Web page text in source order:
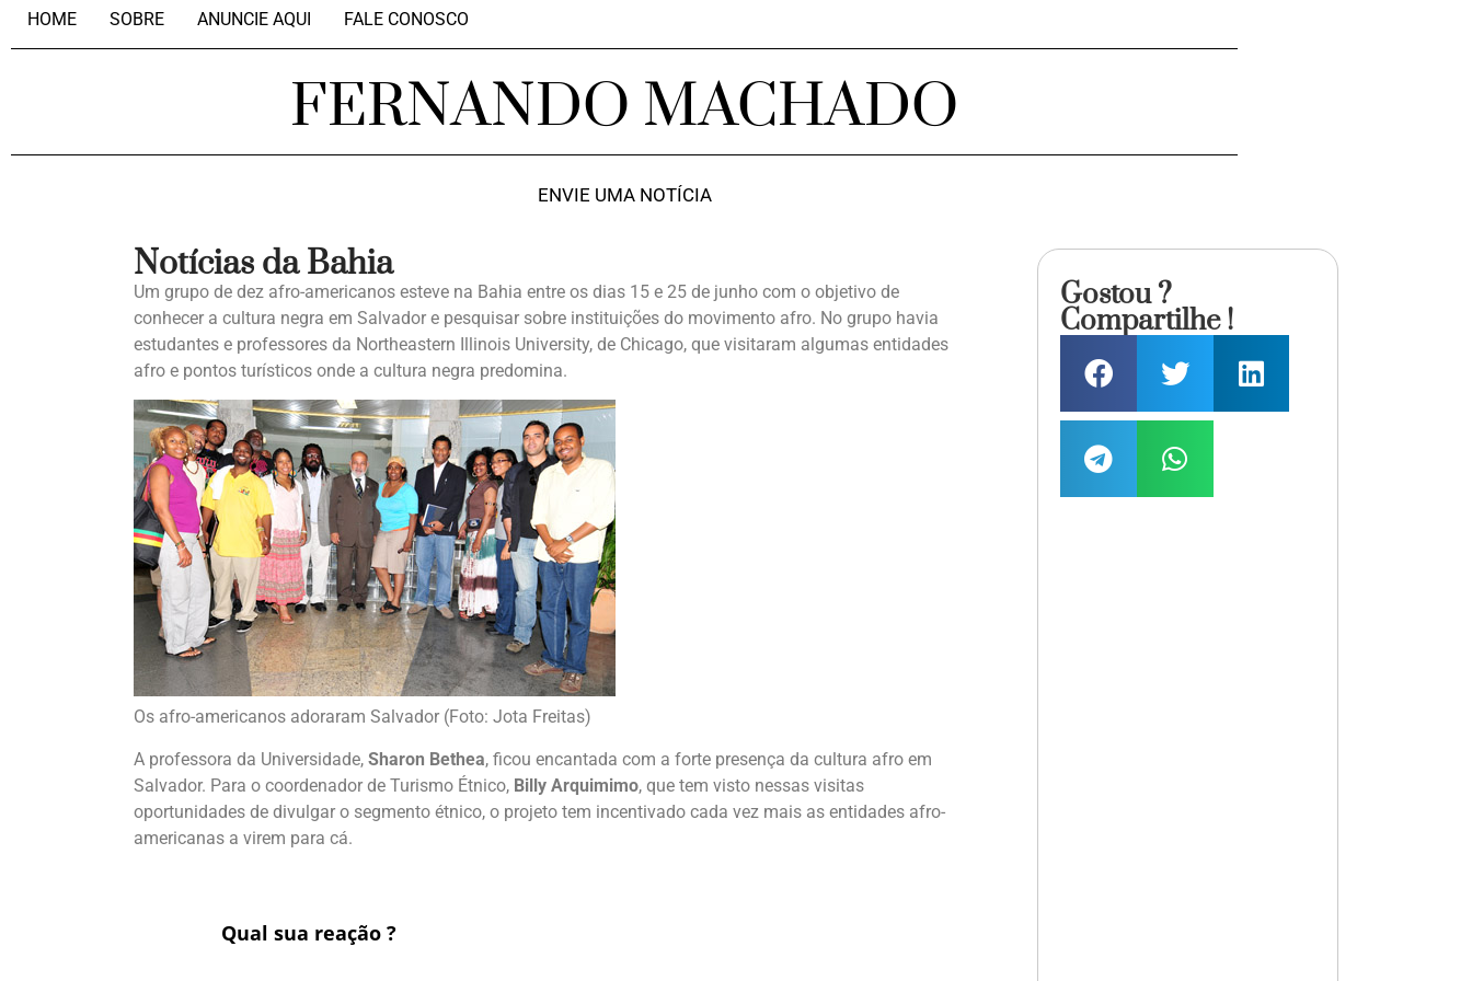
HOME SOBRE ANUNCIE AQUI FALE CONOSCO
FERNANDO MACHADO
ENVIE UMA NOTÍCIA
Notícias da Bahia
Um grupo de dez afro-americanos esteve na Bahia entre os dias 15 e 25 de junho com o objetivo de
conhecer a cultura negra em Salvador e pesquisar sobre instituições do movimento afro. No grupo havia
estudantes e professores da Northeastern Illinois University, de Chicago, que visitaram algumas entidades
afro e pontos turísticos onde a cultura negra predomina.
Os afro-americanos adoraram Salvador (Foto: Jota Freitas)
A professora da Universidade, Sharon Bethea, ficou encantada com a forte presença da cultura afro em
Salvador. Para o coordenador de Turismo Étnico, Billy Arquimimo, que tem visto nessas visitas
oportunidades de divulgar o segmento étnico, o projeto tem incentivado cada vez mais as entidades afro-
americanas a virem para cá.
Qual sua reação ?
Gostou ?
Compartilhe !